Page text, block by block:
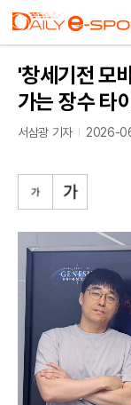
'창세기전 모
가는 장수 타
서삼광 기자 2026-